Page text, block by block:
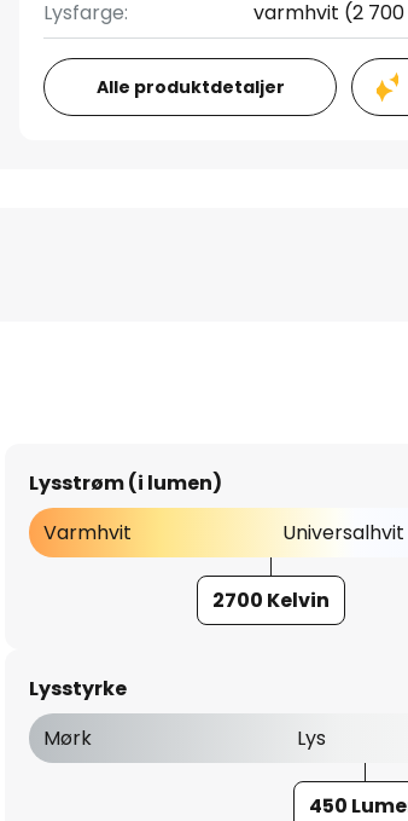
Lysfarge: varmhvit (2 700
Alle produktdetaljer
Lysstrøm (i lumen)
Varmhvit
Universalhvit
2700 Kelvin
Lysstyrke
Mørk
Lys
450